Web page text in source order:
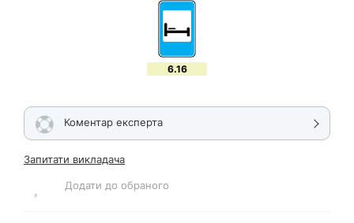
6.16
Коментар експерта
Запитати викладача
Додати до обраного